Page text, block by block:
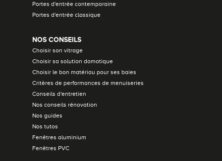
Portes d'entrée contemporaine
Portes d'entrée classique
NOS CONSEILS
Choisir son vitrage
Choisir sa solution domotique
Choisir le bon matériau pour ses baies
Critères de performances de menuiseries
Conseils d'entretien
Nos conseils rénovation
Nos guides
Nos tutos
Fenêtres aluminium
Fenêtres PVC